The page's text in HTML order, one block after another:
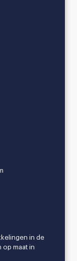
in de
maat in